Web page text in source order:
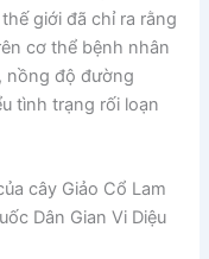
giới đã chỉ ra rằng
cơ thể bệnh nhân
nồng độ đường
tình trạng rối loạn
cây Giảo Cổ Lam
Dân Gian Vi Diệu